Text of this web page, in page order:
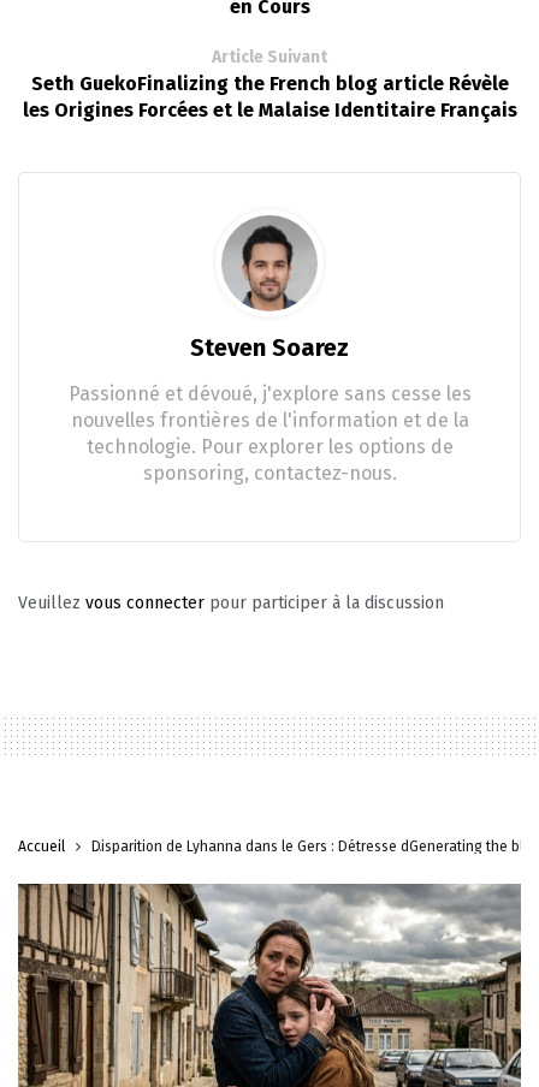
en Cours
Article Suivant
Seth GuekoFinalizing the French blog article Révèle
les Origines Forcées et le Malaise Identitaire Français
Steven Soarez
Passionné et dévoué, j'explore sans cesse les
nouvelles frontières de l'information et de la
technologie. Pour explorer les options de
sponsoring, contactez-nous.
Veuillez vous connecter pour participer à la discussion
Accueil Disparition de Lyhanna dans le Gers : Détresse dGenerating the